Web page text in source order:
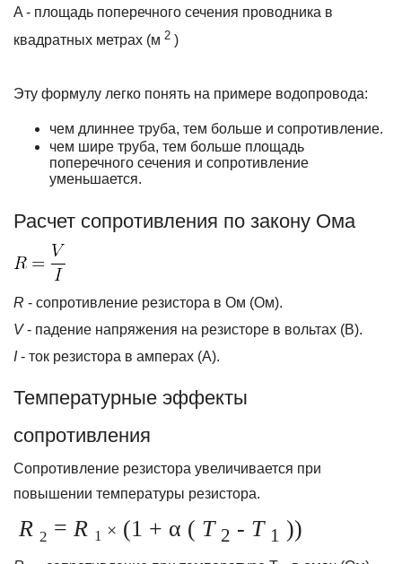
A - площадь поперечного сечения проводника в
квадратных метрах (м 2 )
Эту формулу легко понять на примере водопровода:
чем длиннее труба, тем больше и сопротивление.
чем шире труба, тем больше площадь
поперечного сечения и сопротивление
уменьшается.
Расчет сопротивления по закону Ома
R - сопротивление резистора в Ом (Ом).
V- падение напряжения на резисторе в вольтах (В).
I- ток резистора в амперах (А).
Температурные эффекты
сопротивления
Сопротивление резистора увеличивается при
повышении температуры резистора.
R 2 = R 1 × (1 + α ( Т 2 - Т 1 ))